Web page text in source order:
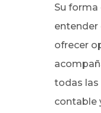
Su forma
entender
ofrecer
todas las
contable